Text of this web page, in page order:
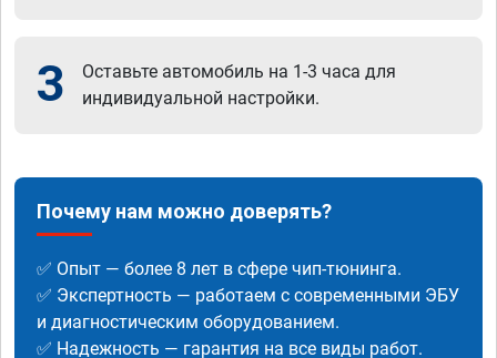
3
Оставьте автомобиль на 1-3 часа для
индивидуальной настройки.
Почему нам можно доверять?
✅ Опыт — более 8 лет в сфере чип-тюнинга.
✅ Экспертность — работаем с современными ЭБУ
и диагностическим оборудованием.
✅ Надежность — гарантия на все виды работ.